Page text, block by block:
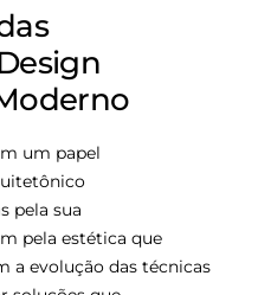
um papel
pela sua
pela estética que
a evolução das técnicas